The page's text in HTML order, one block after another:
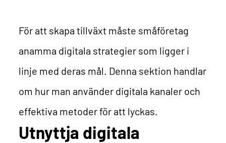
För att skapa tillväxt måste småföretag
anamma digitala strategier som ligger i
linje med deras mål. Denna sektion handlar
om hur man använder digitala kanaler och
effektiva metoder för att lyckas.
Utnyttja digitala